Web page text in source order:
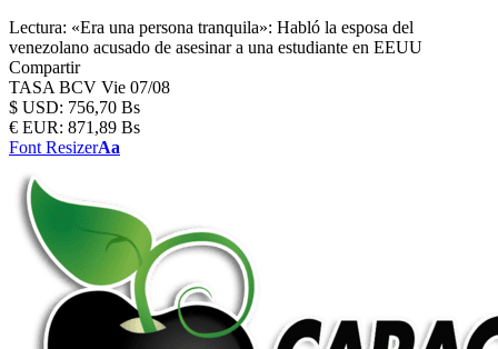
Lectura: «Era una persona tranquila»: Habló la esposa del
venezolano acusado de asesinar a una estudiante en EEUU
Compartir
TASA BCV Vie 07/08
$ USD: 756,70 Bs
€ EUR: 871,89 Bs
Font ResizerAa